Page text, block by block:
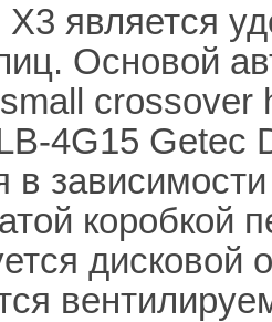
X3 является
Основой
crossover
4G15 Getec
в
коробкой
дисковой